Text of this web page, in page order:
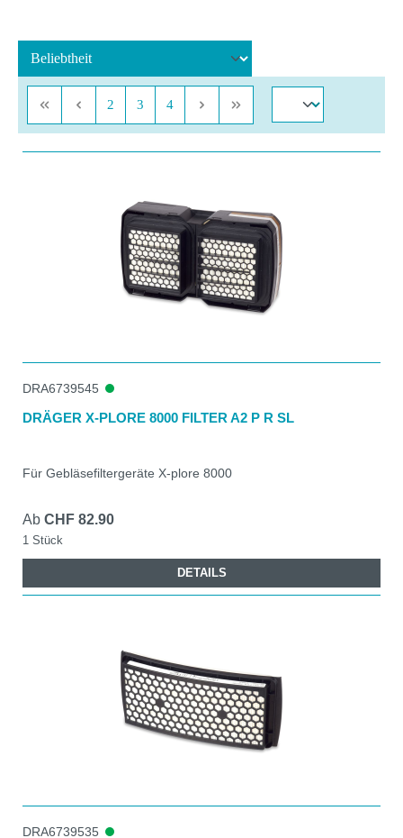
Seite
2 Seite
3 Seite
4
DRA6739545
DRÄGER X-PLORE 8000 FILTER A2 P R SL
Für Gebläsefiltergeräte X-plore 8000
Ab CHF 82.90
1 Stück
DETAILS
DRA6739535